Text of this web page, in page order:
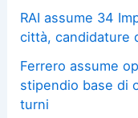
RAI assume 34
città, candidature
Ferrero assume
stipendio base di
turni